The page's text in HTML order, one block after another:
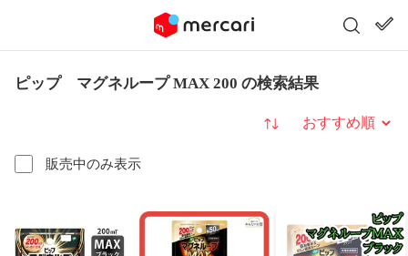
ピップ マグネループ MAX 200 の検索結果
販売中のみ表示
並び替え